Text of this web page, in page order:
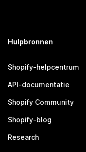
Hulpbronnen
Shopify-helpcentrum
API-documentatie
Shopify Community
Shopify-blog
Research